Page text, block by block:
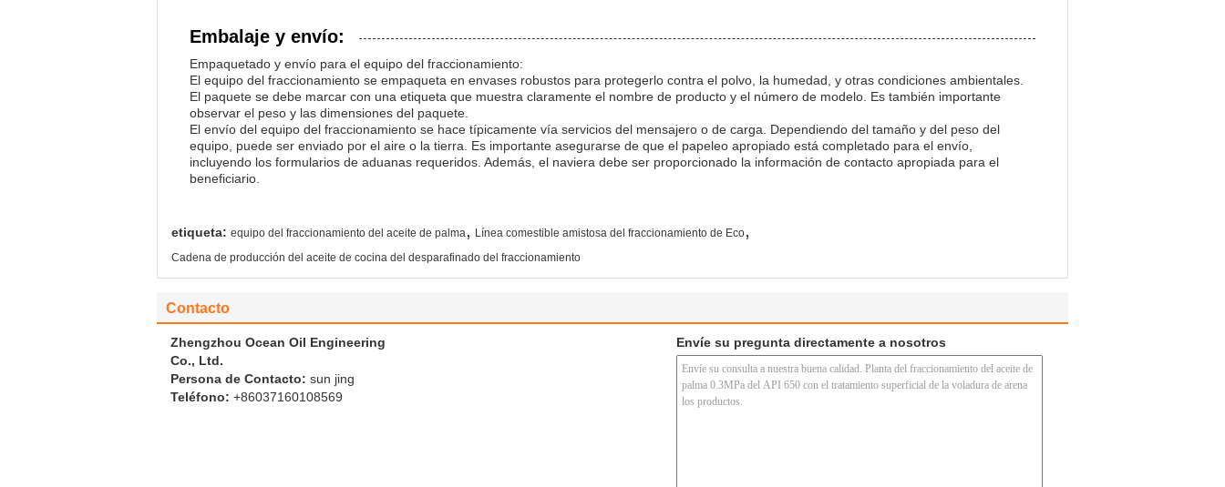
Embalaje y envío:
Empaquetado y envío para el equipo del fraccionamiento:
El equipo del fraccionamiento se empaqueta en envases robustos para protegerlo contra el polvo, la humedad, y otras condiciones ambientales.
El paquete se debe marcar con una etiqueta que muestra claramente el nombre de producto y el número de modelo. Es también importante
observar el peso y las dimensiones del paquete.
El envío del equipo del fraccionamiento se hace típicamente vía servicios del mensajero o de carga. Dependiendo del tamaño y del peso del
equipo, puede ser enviado por el aire o la tierra. Es importante asegurarse de que el papeleo apropiado está completado para el envío,
incluyendo los formularios de aduanas requeridos. Además, el naviera debe ser proporcionado la información de contacto apropiada para el
beneficiario.
etiqueta: equipo del fraccionamiento del aceite de palma, Línea comestible amistosa del fraccionamiento de Eco,
Cadena de producción del aceite de cocina del desparafinado del fraccionamiento
Contacto
Zhengzhou Ocean Oil Engineering
Co., Ltd.
Persona de Contacto: sun jing
Teléfono: +86037160108569
Envíe su pregunta directamente a nosotros